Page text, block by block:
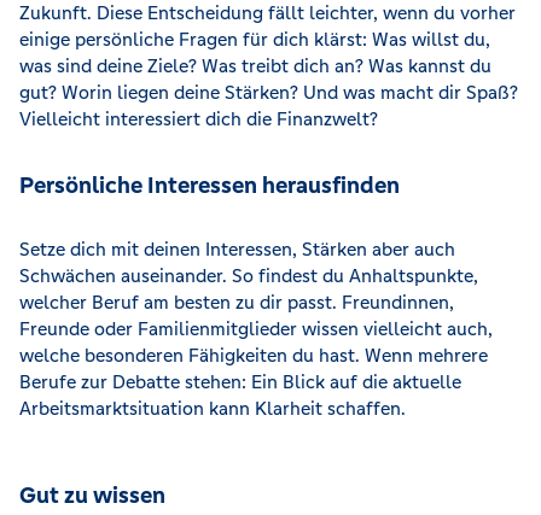
Zukunft. Diese Entscheidung fällt leichter, wenn du vorher
einige persönliche Fragen für dich klärst: Was willst du,
was sind deine Ziele? Was treibt dich an? Was kannst du
gut? Worin liegen deine Stärken? Und was macht dir Spaß?
Vielleicht interessiert dich die Finanzwelt?
Persönliche Interessen herausfinden
Setze dich mit deinen Interessen, Stärken aber auch
Schwächen auseinander. So findest du Anhaltspunkte,
welcher Beruf am besten zu dir passt. Freundinnen,
Freunde oder Familienmitglieder wissen vielleicht auch,
welche besonderen Fähigkeiten du hast. Wenn mehrere
Berufe zur Debatte stehen: Ein Blick auf die aktuelle
Arbeitsmarktsituation kann Klarheit schaffen.
Gut zu wissen